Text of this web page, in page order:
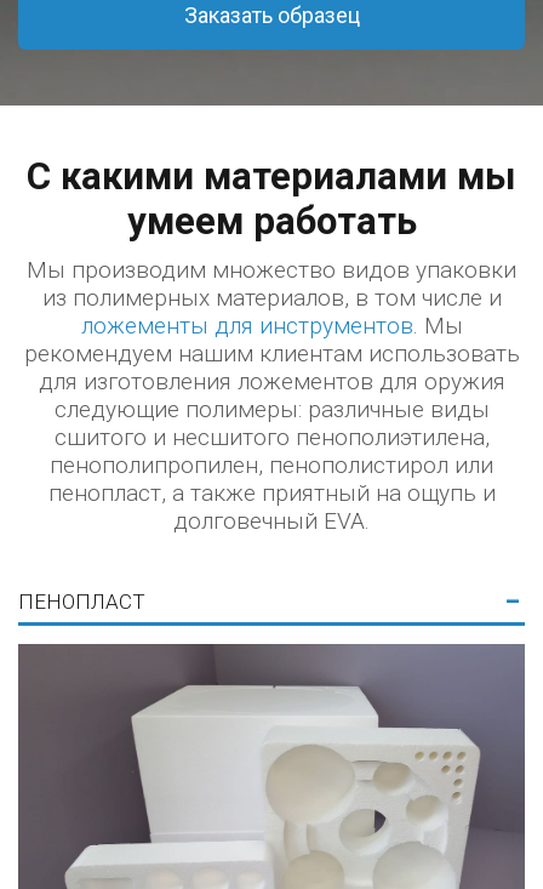
Заказать образец
С какими материалами мы
умеем работать
Мы производим множество видов упаковки
из полимерных материалов, в том числе и
ложементы для инструментов. Мы
рекомендуем нашим клиентам использовать
для изготовления ложементов для оружия
следующие полимеры: различные виды
сшитого и несшитого пенополиэтилена,
пенополипропилен, пенополистирол или
пенопласт, а также приятный на ощупь и
долговечный EVA.
ПЕНОПЛАСТ